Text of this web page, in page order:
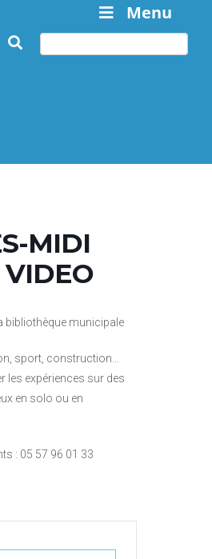
Menu
MIDI
bibliothèque municipale
sport, construction…
les expériences sur des
en solo ou en
: 05 57 96 01 33